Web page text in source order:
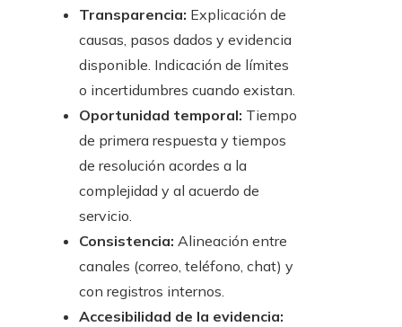
Transparencia: Explicación de
causas, pasos dados y evidencia
disponible. Indicación de límites
o incertidumbres cuando existan.
Oportunidad temporal: Tiempo
de primera respuesta y tiempos
de resolución acordes a la
complejidad y al acuerdo de
servicio.
Consistencia: Alineación entre
canales (correo, teléfono, chat) y
con registros internos.
Accesibilidad de la evidencia: